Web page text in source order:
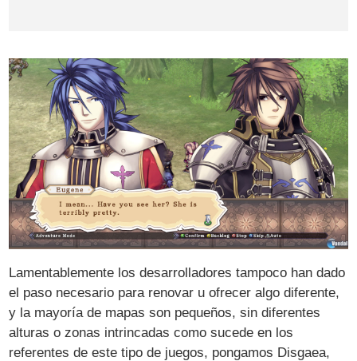
Lamentablemente los desarrolladores tampoco han dado
el paso necesario para renovar u ofrecer algo diferente,
y la mayoría de mapas son pequeños, sin diferentes
alturas o zonas intrincadas como sucede en los
referentes de este tipo de juegos, pongamos Disgaea,